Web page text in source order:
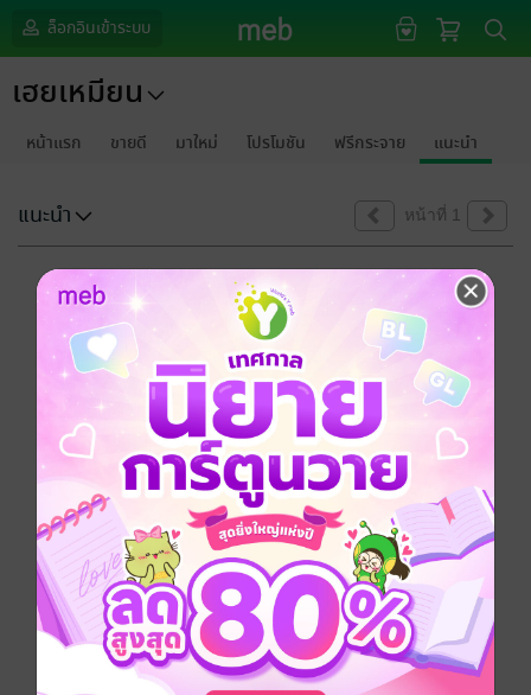
ล็อกอินเข้าระบบ
เฮยเหมียน
หน้าแรก ขายดี มาใหม่ โปรโมชัน ฟรีกระจาย แนะนำ
แนะนำ หน้าที่ 1
ขออภัยด้วยนะคะ
ไม่พบข้อมูลในหัวข้อที่คุณกำลังชมค่ะ